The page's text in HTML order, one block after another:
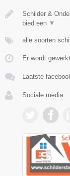
Schilder &
bied een ▼
alle soorten
Er wordt
Laatste
Sociale media: